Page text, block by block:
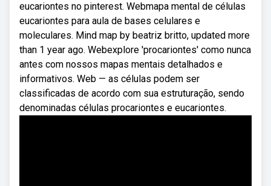
eucariontes no pinterest. Webmapa mental de células
eucariontes para aula de bases celulares e
moleculares. Mind map by beatriz britto, updated more
than 1 year ago. Webexplore 'procariontes' como nunca
antes com nossos mapas mentais detalhados e
informativos. Web — as células podem ser
classificadas de acordo com sua estruturação, sendo
denominadas células procariontes e eucariontes.